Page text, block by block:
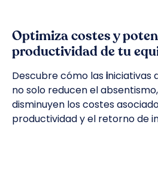
Optimiza costes y
productividad de tu
Descubre cómo lasiniciativas
no solo reducen el absentismo
disminuyen los costes
productividad y el retorno de